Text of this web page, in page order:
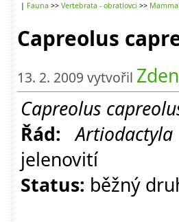
| Fauna >> Vertebrata - obratlovci >>
Capreolus
13. 2. 2009 vytvořil
Capreolus
Řád:
Artiodactyla
jelenovití
Status: běžný